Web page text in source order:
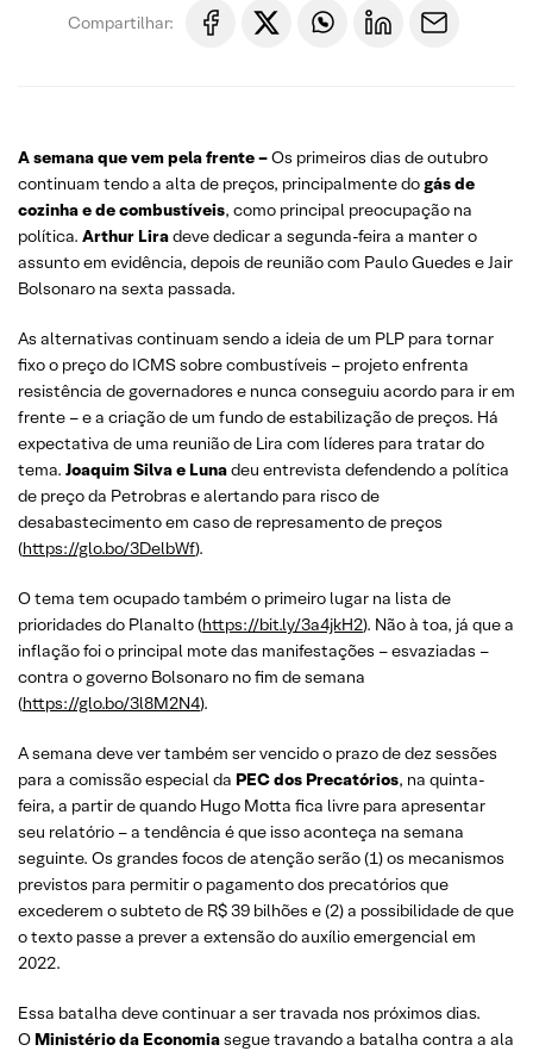
Compartilhar:
A semana que vem pela frente –Os primeiros dias de outubro
continuam tendo a alta de preços, principalmente do gás de
cozinha e de combustíveis, como principal preocupação na
política. Arthur Liradeve dedicar a segunda-feira a manter o
assunto em evidência, depois de reunião com Paulo Guedes e Jair
Bolsonaro na sexta passada.
As alternativas continuam sendo a ideia de um PLP para tornar
fixo o preço do ICMS sobre combustíveis – projeto enfrenta
resistência de governadores e nunca conseguiu acordo para ir em
frente – e a criação de um fundo de estabilização de preços. Há
expectativa de uma reunião de Lira com líderes para tratar do
tema. Joaquim Silva e Lunadeu entrevista defendendo a política
de preço da Petrobras e alertando para risco de
desabastecimento em caso de represamento de preços
(https://glo.bo/3DelbWf).
O tema tem ocupado também o primeiro lugar na lista de
prioridades do Planalto (https://bit.ly/3a4jkH2). Não à toa, já que a
inflação foi o principal mote das manifestações – esvaziadas –
contra o governo Bolsonaro no fim de semana
(https://glo.bo/3l8M2N4).
A semana deve ver também ser vencido o prazo de dez sessões
para a comissão especial da PEC dos Precatórios, na quinta-
feira, a partir de quando Hugo Motta fica livre para apresentar
seu relatório – a tendência é que isso aconteça na semana
seguinte. Os grandes focos de atenção serão (1) os mecanismos
previstos para permitir o pagamento dos precatórios que
excederem o subteto de R$ 39 bilhões e (2) a possibilidade de que
o texto passe a prever a extensão do auxílio emergencial em
2022.
Essa batalha deve continuar a ser travada nos próximos dias.
O Ministério da Economiasegue travando a batalha contra a ala